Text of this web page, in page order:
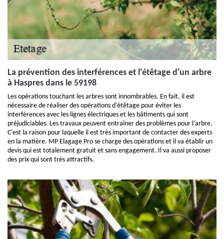
La prévention des interférences et l'étêtage d'un arbre
à Haspres dans le 59198
Les opérations touchant les arbres sont innombrables. En fait, il est
nécessaire de réaliser des opérations d'étêtage pour éviter les
interférences avec les lignes électriques et les bâtiments qui sont
préjudiciables. Les travaux peuvent entraîner des problèmes pour l'arbre.
C'est la raison pour laquelle il est très important de contacter des experts
en la matière. MP Elagage Pro se charge des opérations et il va établir un
devis qui est totalement gratuit et sans engagement. Il va aussi proposer
des prix qui sont très attractifs.